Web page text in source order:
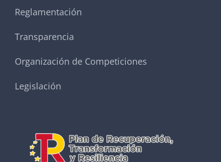
Reglamentación
Transparencia
Organización de Competiciones
Legislación